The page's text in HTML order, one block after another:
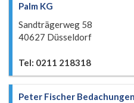
Palm KG
Sandträgerweg 58
40627 Düsseldorf
Tel: 0211 218318
Peter Fischer Bedachungen